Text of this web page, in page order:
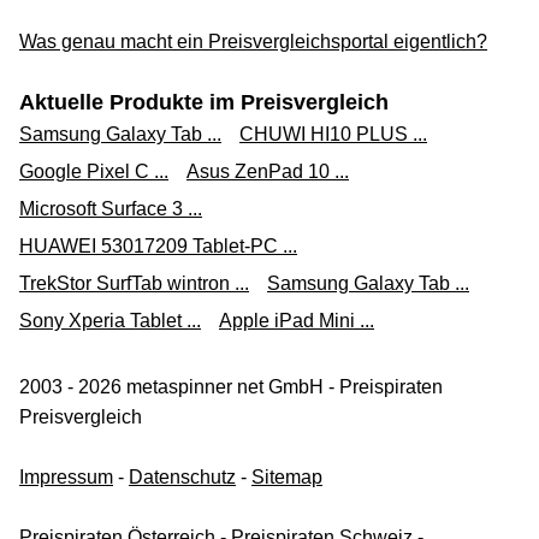
Was genau macht ein Preisvergleichsportal eigentlich?
Aktuelle Produkte im Preisvergleich
Samsung Galaxy Tab ...
CHUWI HI10 PLUS ...
Google Pixel C ...
Asus ZenPad 10 ...
Microsoft Surface 3 ...
HUAWEI 53017209 Tablet-PC ...
TrekStor SurfTab wintron ...
Samsung Galaxy Tab ...
Sony Xperia Tablet ...
Apple iPad Mini ...
2003 - 2026 metaspinner net GmbH - Preispiraten
Preisvergleich
Impressum - Datenschutz - Sitemap